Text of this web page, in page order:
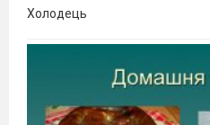
Холодець